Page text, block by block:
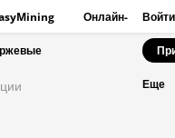
Онлайн- Войти
Еще